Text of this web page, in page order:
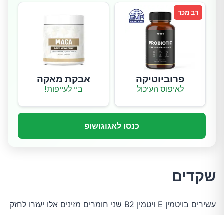
רב מכר
פרוביוטיקה
לאיפוס העיכול
אבקת מאקה
ביי לעייפות!
כנסו לאגוגושופ
שקדים
עשירים בויטמין E ויטמין B2 שני חומרים מזינים אלו יעזרו לחזק